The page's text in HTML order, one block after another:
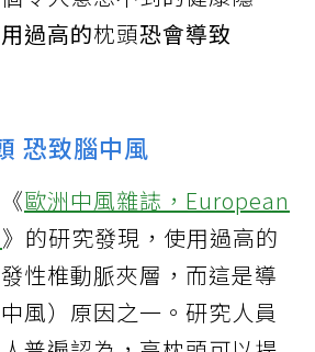
過高的枕頭恐會導致
恐致腦中風
歐洲中風雜誌，European
》的研究發現，使用過高的
性椎動脈夾層，而這是導
風）原因之一。研究人員